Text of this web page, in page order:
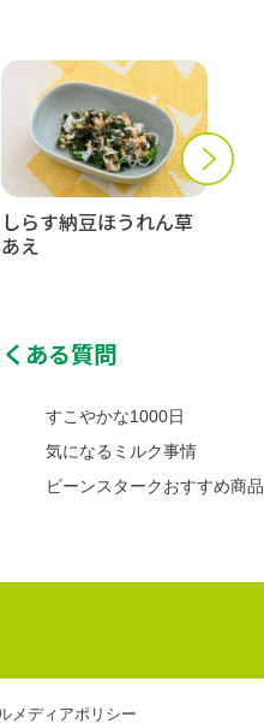
しらす納豆ほうれん草
あえ
ある質問
すこやかな1000日
気になるミルク事情
ビーンスタークおすすめ商品
メディアポリシー